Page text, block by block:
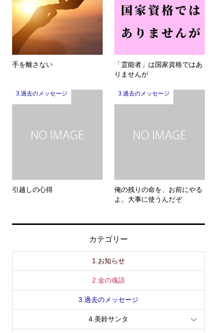
手を離さない
「霊能者」は国家資格ではあ
りませんが
3.過去のメッセージ
引越しの心得
3.過去のメッセージ
俺の残りの命を、お前にやる
よ。大事に使うんだぞ
カテゴリー
1.お知らせ
2.金の魂語
3.過去のメッセージ
4.美鈴サンタ